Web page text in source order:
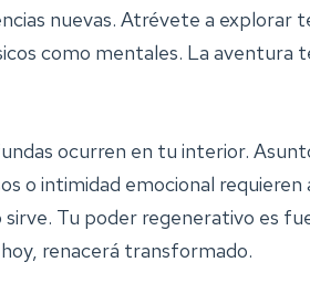
nuevas. Atrévete a explorar
como mentales. La aventura
ocurren en tu interior.
o intimidad emocional requieren
sirve. Tu poder regenerativo es
renacerá transformado.